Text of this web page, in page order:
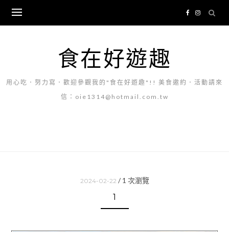
content
食在好遊趣
用心吃．努力寫．歡迎參觀我的"食在好遊趣"!! 美食邀約．活動請來
信：oie1314@hotmail.com.tw
2024-02-22 / 1 次瀏覽
1